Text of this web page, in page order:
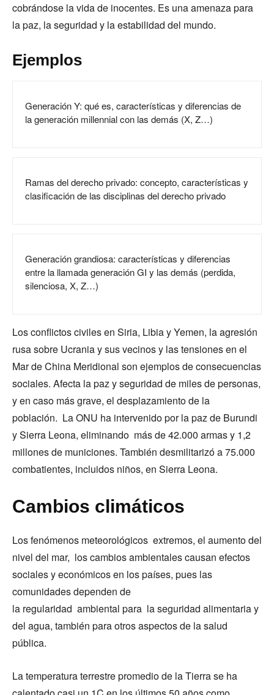
cobrándose la vida de inocentes. Es una amenaza para
la paz, la seguridad y la estabilidad del mundo.
Ejemplos
Generación Y: qué es, características y diferencias de
la generación millennial con las demás (X, Z…)
Ramas del derecho privado: concepto, características y
clasificación de las disciplinas del derecho privado
Generación grandiosa: características y diferencias
entre la llamada generación GI y las demás (perdida,
silenciosa, X, Z…)
Los conflictos civiles en Siria, Libia y Yemen, la agresión
rusa sobre Ucrania y sus vecinos y las tensiones en el
Mar de China Meridional son ejemplos de consecuencias
sociales. Afecta la paz y seguridad de miles de personas,
y en caso más grave, el desplazamiento de la
población. La ONU ha intervenido por la paz de Burundi
y Sierra Leona, eliminando más de 42.000 armas y 1,2
millones de municiones. También desmilitarizó a 75.000
combatientes, incluidos niños, en Sierra Leona.
Cambios climáticos
Los fenómenos meteorológicos extremos, el aumento del
nivel del mar, los cambios ambientales causan efectos
sociales y económicos en los países, pues las
comunidades dependen de
la regularidad ambiental para la seguridad alimentaria y
del agua, también para otros aspectos de la salud
pública.
La temperatura terrestre promedio de la Tierra se ha